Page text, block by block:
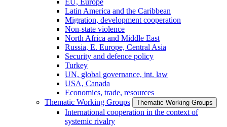
Latin America and the Caribbean
Migration, development cooperation
Non-state violence
North Africa and Middle East
Russia, E. Europe, Central Asia
Security and defence policy
Turkey
UN, global governance, int. law
USA, Canada
Economics, trade, resources
Thematic Working Groups
Thematic Working Groups
International cooperation in the context of
systemic rivalry